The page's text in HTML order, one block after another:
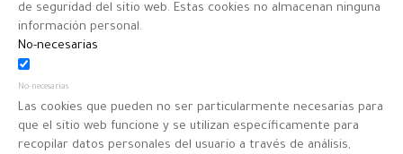
de seguridad del sitio web. Estas cookies no almacenan ninguna
información personal.
No-necesarias
No-necesarias
Las cookies que pueden no ser particularmente necesarias para
que el sitio web funcione y se utilizan específicamente para
recopilar datos personales del usuario a través de análisis,